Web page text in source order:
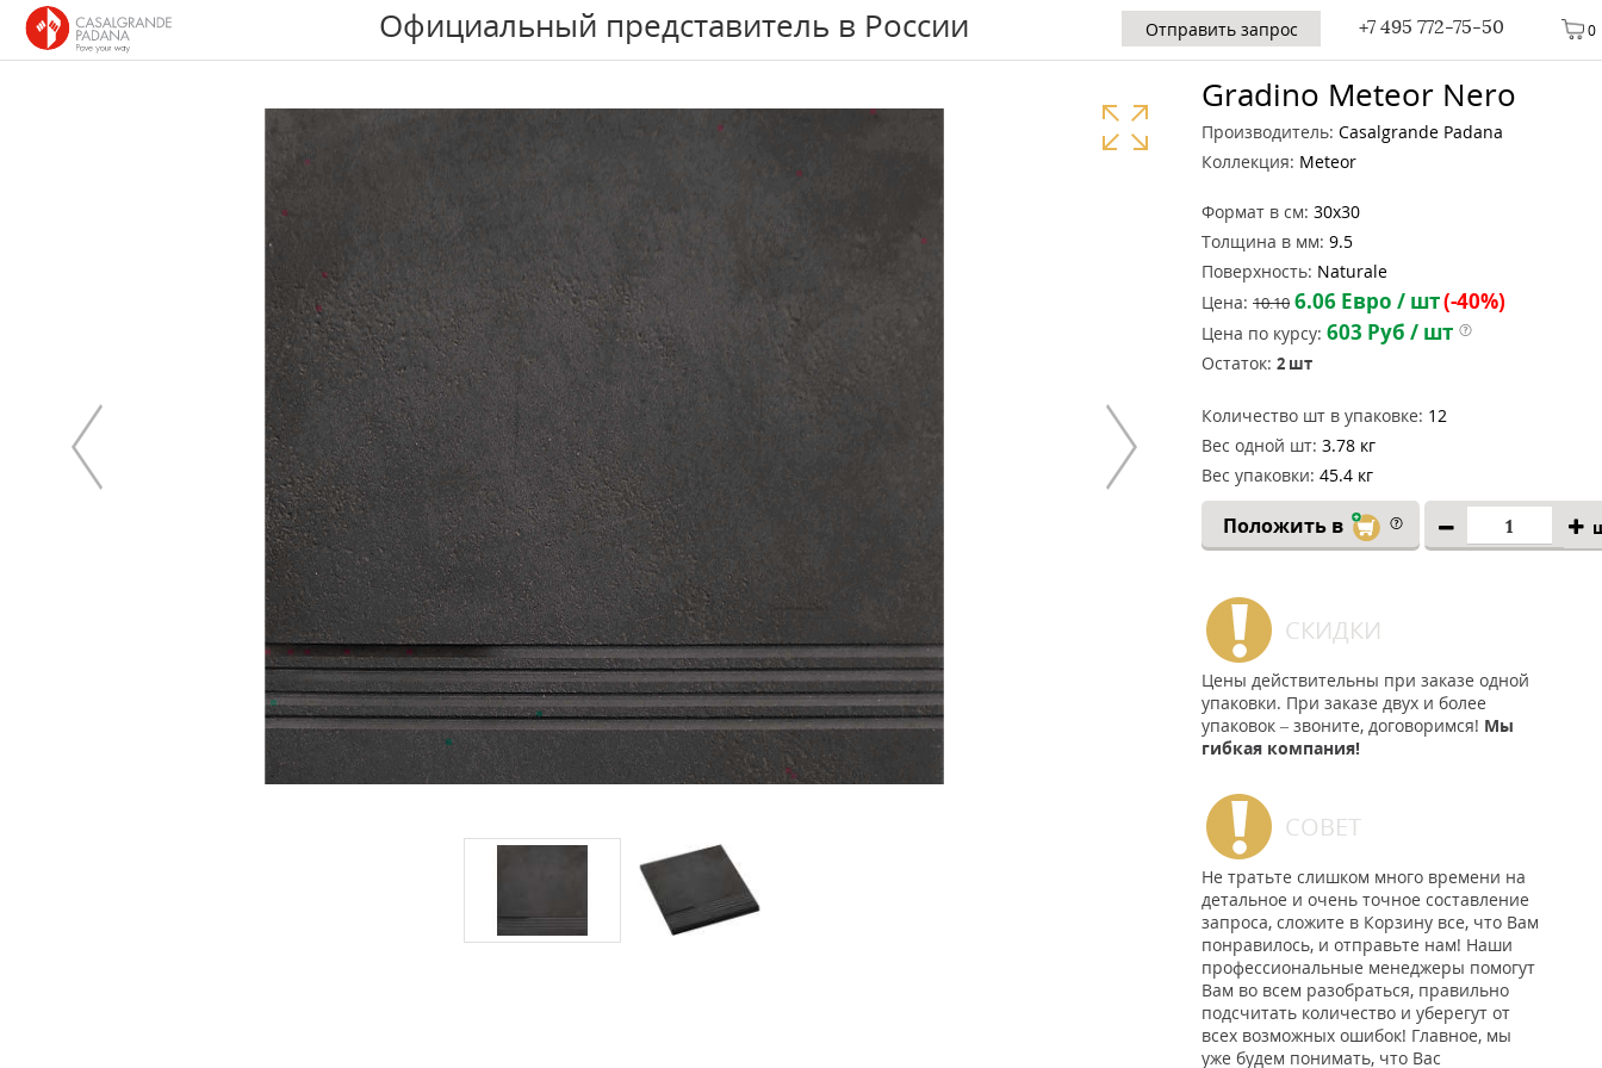
0
Официальный представитель в России +7 495 772-75-50
Отправить запрос
Gradino Meteor Nero
Производитель: Casalgrande Padana
Коллекция: Meteor
Формат в см: 30x30
Толщина в мм: 9.5
Поверхность: Naturale
Цена: 10.10 6.06 Евро / шт(-40%)
Цена по курсу: 603 Руб / шт
Остаток: 2 шт
Количество шт в упаковке: 12
Вес одной шт: 3.78 кг
Вес упаковки: 45.4 кг
Положить в
СКИДКИ
Цены действительны при заказе одной
упаковки. При заказе двух и более
упаковок – звоните, договоримся! Мы
гибкая компания!
СОВЕТ
Не тратьте слишком много времени на
детальное и очень точное составление
запроса, сложите в Корзину все, что Вам
понравилось, и отправьте нам! Наши
профессиональные менеджеры помогут
Вам во всем разобраться, правильно
подсчитать количество и уберегут от
всех возможных ошибок! Главное, мы
уже будем понимать, что Вас